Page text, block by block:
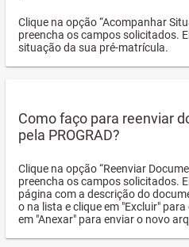
Clique na opção “Acompanhar
preencha os campos solicitados.
situação da sua pré-matrícula.
Como faço para reenviar
pela PROGRAD?
Clique na opção “Reenviar
preencha os campos solicitados.
página com a descrição do
o na lista e clique em "Excluir"
em "Anexar" para enviar o novo